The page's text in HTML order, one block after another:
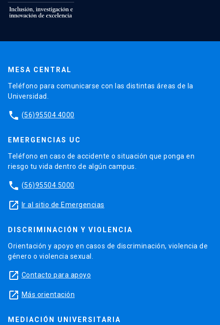
MESA CENTRAL
Teléfono para comunicarse con las distintas áreas de la
Universidad.
phone (56)95504 4000
EMERGENCIAS UC
Teléfono en caso de accidente o situación que ponga en
riesgo tu vida dentro de algún campus.
phone (56)95504 5000
launch Ir al sitio de Emergencias
DISCRIMINACIÓN Y VIOLENCIA
Orientación y apoyo en casos de discriminación, violencia de
género o violencia sexual.
launch Contacto para apoyo
launch Más orientación
MEDIACIÓN UNIVERSITARIA